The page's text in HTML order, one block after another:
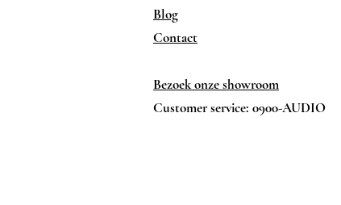
Blog
Contact
Bezoek onze showroom
Customer service: 0900-AUDIO